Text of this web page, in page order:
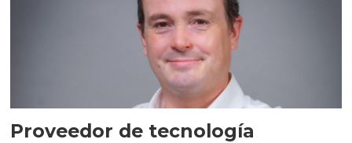
Proveedor de tecnología